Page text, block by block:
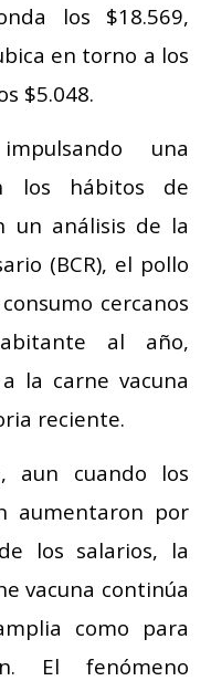
los $18.569,
en torno a los
$5.048.
una
los hábitos de
un análisis de la
(BCR), el pollo
cercanos
al año,
la carne vacuna
reciente.
aun cuando los
aumentaron por
los salarios, la
vacuna continúa
como para
El fenómeno